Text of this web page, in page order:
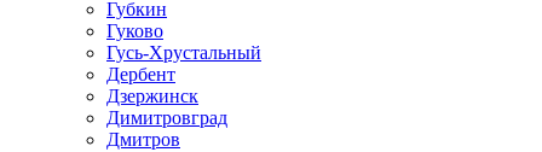
Губкин
Гуково
Гусь-Хрустальный
Дербент
Дзержинск
Димитровград
Дмитров